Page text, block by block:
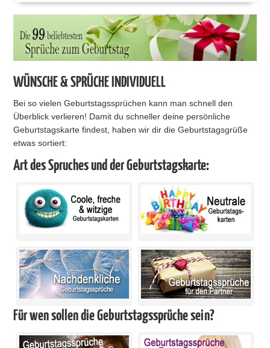
WÜNSCHE & SPRÜCHE INDIVIDUELL
Bei so vielen Geburtstagssprüchen kann man schnell den
Überblick verlieren! Damit du schneller deine persönliche
Geburtstagskarte findest, haben wir dir die Geburtstagsgrüße
etwas sortiert:
Art des Spruches und der Geburtstagskarte:
Für wen sollen die Geburtstagssprüche sein?